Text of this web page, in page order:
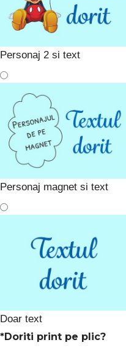
Personaj 2 si text
Personaj magnet si text
Doar text
*Doriti print pe plic?